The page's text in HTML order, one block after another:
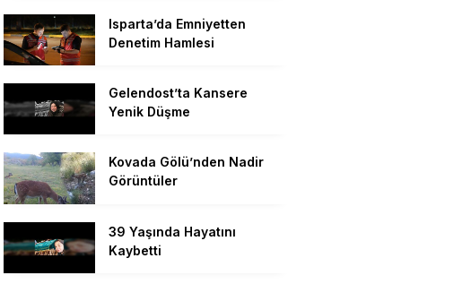
Isparta’da Emniyetten
Denetim Hamlesi
Gelendost’ta Kansere
Yenik Düşme
Kovada Gölü’nden Nadir
Görüntüler
39 Yaşında Hayatını
Kaybetti